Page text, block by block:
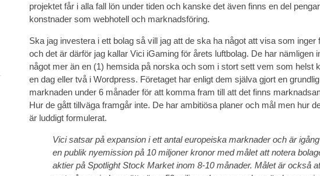
projektet får i alla fall lön under tiden och kanske det även finns en del
konstnader som webhotell och marknadsföring.
Ska jag investera i ett bolag så vill jag att de ska ha något att visa som inger
och det är därför jag kallar Vici iGaming för årets luftbolag. De har nämligen
något mer än en (1) hemsida på norska och som i stort sett vem som helst
en dag eller två i Wordpress. Företaget har enligt dem själva gjort en
marknaden under 6 månader för att komma fram till att det finns
Hur de gått tillväga framgår inte. De har ambitiösa planer och mål men hur
är luddigt formulerat.
Vici satsar på expansion i ett antal europeiska marknader och är
en publik nyemission på 10 miljoner kronor med målet att notera
aktier på Spotlight Stock Market inom 8-10 månader. Målet är också